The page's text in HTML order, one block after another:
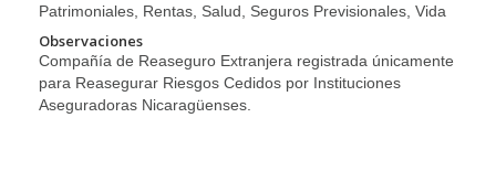
Patrimoniales, Rentas, Salud, Seguros Previsionales, Vida
Observaciones
Compañía de Reaseguro Extranjera registrada únicamente
para Reasegurar Riesgos Cedidos por Instituciones
Aseguradoras Nicaragüenses.